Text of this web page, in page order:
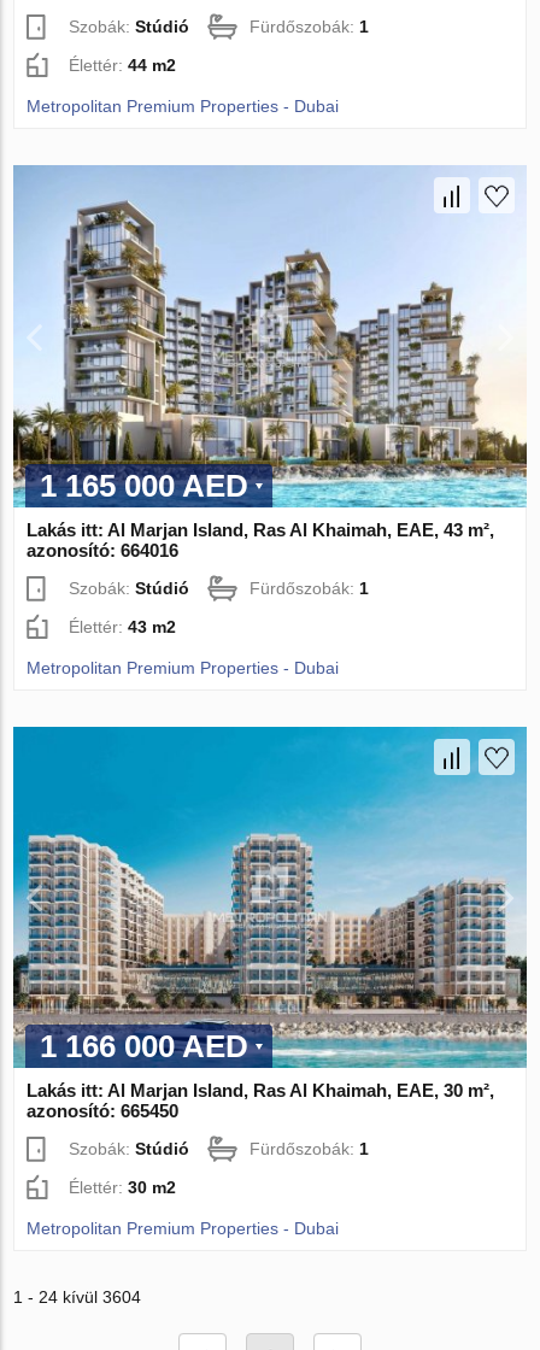
Szobák:Stúdió Fürdőszobák: 1
Élettér:44 m2
Metropolitan Premium Properties - Dubai
1 165 000 AED
Lakás itt: Al Marjan Island, Ras Al Khaimah, EAE, 43 m²,
azonosító: 664016
Szobák:Stúdió Fürdőszobák: 1
Élettér:43 m2
Metropolitan Premium Properties - Dubai
1 166 000 AED
Lakás itt: Al Marjan Island, Ras Al Khaimah, EAE, 30 m²,
azonosító: 665450
Szobák:Stúdió Fürdőszobák:1
Élettér:30 m2
Metropolitan Premium Properties - Dubai
1 - 24 kívül 3604